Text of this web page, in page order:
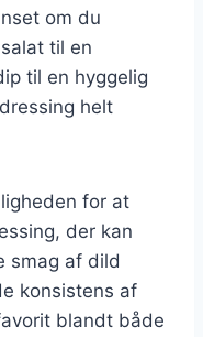
om du
til en
til en hyggelig
helt
for at
der kan
smag af dild
konsistens af
blandt både